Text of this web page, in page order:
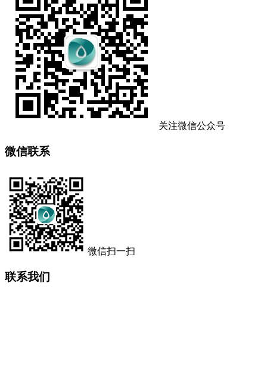
关注微信公众号
微信联系
微信扫一扫
联系我们